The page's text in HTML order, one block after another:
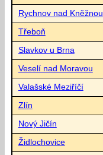
Rychnov nad Kněžnou
Třeboň
Slavkov u Brna
Veselí nad Moravou
Valašské Meziříčí
Zlín
Nový Jičín
Židlochovice